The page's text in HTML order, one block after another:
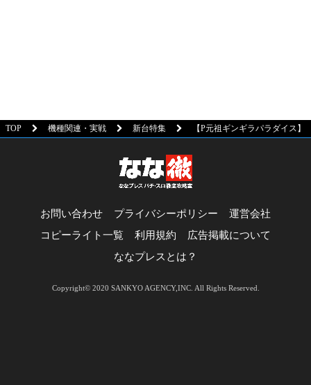
TOP 機種関連・実戦 新台特集 【P元祖ギンギラパラダイス
お問い合わせ プライバシーポリシー
運営会社
コピーライト一覧
利用規約
広告掲載について
ななプレスとは？
Copyright© 2020 SANKYO AGENCY,INC. All Rights Reserved.